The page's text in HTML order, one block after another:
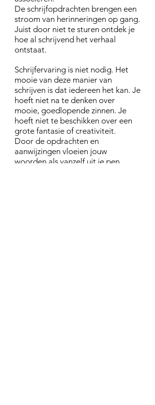
De schrijfopdrachten brengen een
stroom van herinneringen op gang.
Juist door niet te sturen ontdek je
hoe al schrijvend het verhaal
ontstaat.
Schrijfervaring is niet nodig. Het
mooie van deze manier van
schrijven is dat iedereen het kan. Je
hoeft niet na te denken over
mooie, goedlopende zinnen. Je
hoeft niet te beschikken over een
grote fantasie of creativiteit.
Door de opdrachten en
aanwijzingen vloeien jouw
woorden als vanzelf uit je pen.